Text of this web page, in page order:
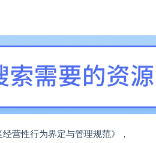
营性行为界定与管理规范》，